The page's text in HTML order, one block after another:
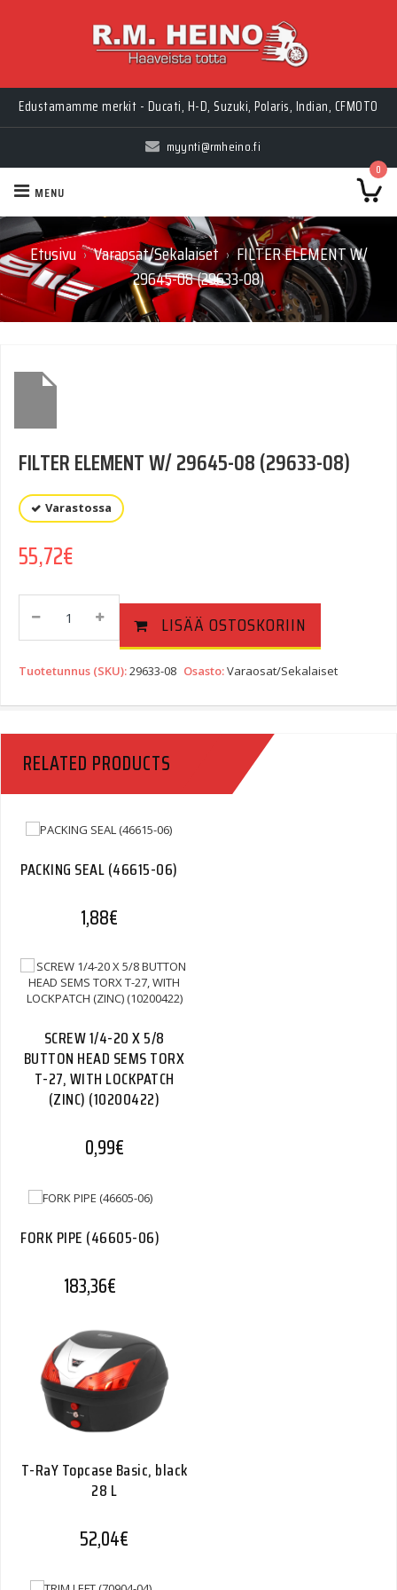
Edustamamme merkit - Ducati, H-D, Suzuki, Polaris, Indian, CFMOTO
myynti@rmheino.fi
0
MENU
Etusivu › Varaosat/Sekalaiset › FILTER ELEMENT W/
29645-08 (29633-08)
FILTER ELEMENT W/ 29645-08 (29633-08)
Varastossa
55,72€
ELEMENT
29645-
(29633-
LISÄÄ OSTOSKORIIN
Tuotetunnus (SKU):29633-08 Osasto:Varaosat/Sekalaiset
RELATED PRODUCTS
PACKING SEAL (46615-06)
1,88€
SCREW 1/4-20 X 5/8
BUTTON HEAD SEMS TORX
T-27, WITH LOCKPATCH
(ZINC) (10200422)
0,99€
FORK PIPE (46605-06)
183,36€
T-RaY Topcase Basic, black
28 L
52,04€